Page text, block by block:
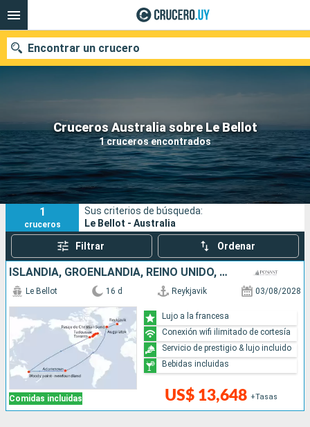
Cruceros Australia sobre Le Bellot
1 cruceros encontrados
Encontrar un crucero
Nuestros destinos
Fecha de salida
Puertos Compañías
Buscar
1
cruceros
Sus criterios de búsqueda:
Le Bellot - Australia
Filtrar Ordenar
ISLANDIA, GROENLANDIA, REINO UNIDO, CANADÁ
Comidas incluidas
Le Bellot 16 d Reykjavik 03/08/2028
US$ 13,648 +Tasas
Lujo a la francesa
Conexión wifi ilimitado de cortesía
Servicio de prestigio & lujo incluido
Bebidas incluidas